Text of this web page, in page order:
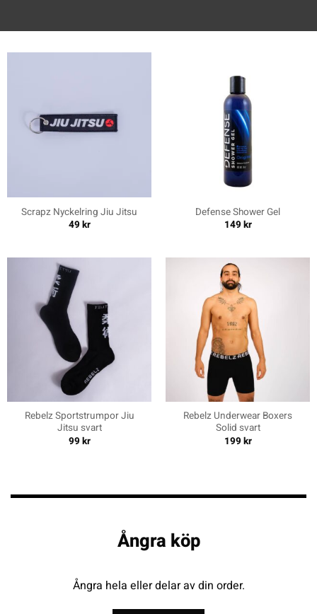
Scrapz Nyckelring Jiu Jitsu
49kr
Defense Shower Gel
149kr
Rebelz Sportstrumpor Jiu
Jitsu svart
99kr
Rebelz Underwear Boxers
Solid svart
199kr
Ångra köp
Ångra hela eller delar av din order.